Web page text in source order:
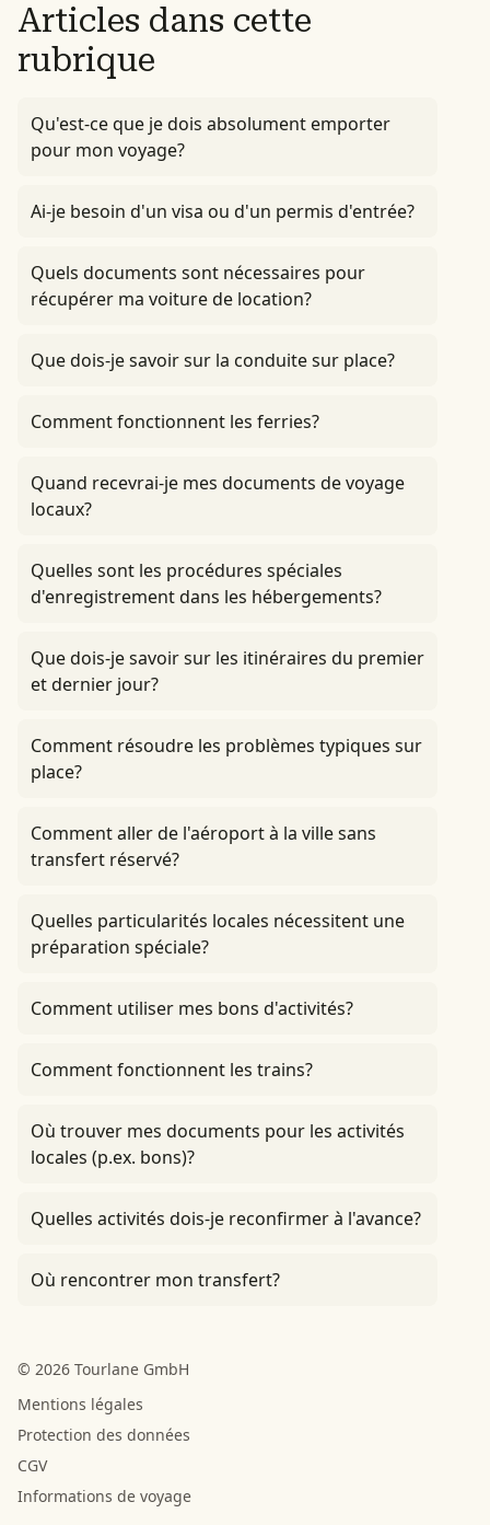
Articles dans cette
rubrique
Qu'est-ce que je dois absolument emporter
pour mon voyage?
Ai-je besoin d'un visa ou d'un permis d'entrée?
Quels documents sont nécessaires pour
récupérer ma voiture de location?
Que dois-je savoir sur la conduite sur place?
Comment fonctionnent les ferries?
Quand recevrai-je mes documents de voyage
locaux?
Quelles sont les procédures spéciales
d'enregistrement dans les hébergements?
Que dois-je savoir sur les itinéraires du premier
et dernier jour?
Comment résoudre les problèmes typiques sur
place?
Comment aller de l'aéroport à la ville sans
transfert réservé?
Quelles particularités locales nécessitent une
préparation spéciale?
Comment utiliser mes bons d'activités?
Comment fonctionnent les trains?
Où trouver mes documents pour les activités
locales (p.ex. bons)?
Quelles activités dois-je reconfirmer à l'avance?
Où rencontrer mon transfert?
© 2026 Tourlane GmbH
Mentions légales
Protection des données
CGV
Informations de voyage